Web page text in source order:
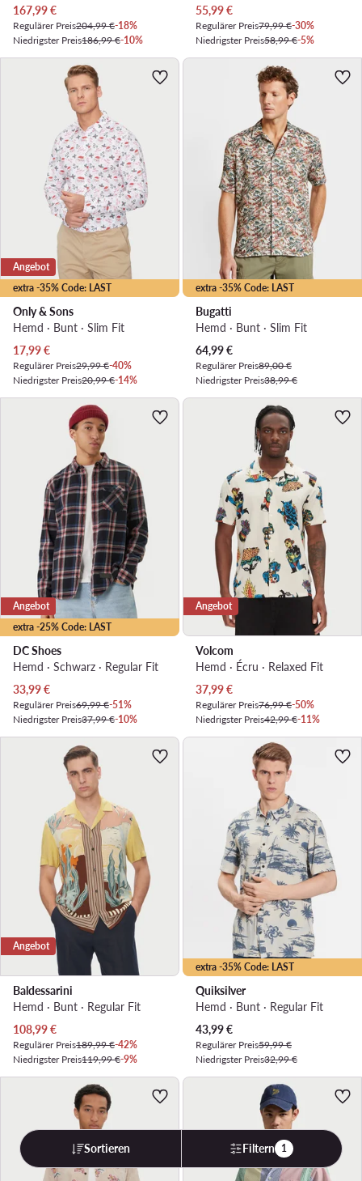
Aktueller Preis
167,99€
Regulärer Preis204,99 €-18%
Niedrigster Preis186,99 €-10%
Aktueller Preis
55,99€
Regulärer Preis79,99 €-30%
Niedrigster Preis58,99 €-5%
extra -35% Code: LAST
Angebot
Only & Sons
Hemd · Bunt · Slim Fit
Aktueller Preis
17,99€
Regulärer Preis29,99 €-40%
Niedrigster Preis20,99 €-14%
extra -35% Code: LAST
Bugatti
Hemd · Bunt · Slim Fit
Aktueller Preis
64,99€
Regulärer Preis89,00 €
Niedrigster Preis38,99 €
extra -25% Code: LAST
Angebot
DC Shoes
Hemd · Schwarz · Regular Fit
Aktueller Preis
33,99€
Regulärer Preis69,99 €-51%
Niedrigster Preis37,99 €-10%
Angebot
Volcom
Hemd · Écru · Relaxed Fit
Aktueller Preis
37,99€
Regulärer Preis76,99 €-50%
Niedrigster Preis42,99 €-11%
Angebot
Baldessarini
Hemd · Bunt · Regular Fit
Aktueller Preis
108,99€
Regulärer Preis189,99 €-42%
Niedrigster Preis119,99 €-9%
extra -35% Code: LAST
Quiksilver
Hemd · Bunt · Regular Fit
Aktueller Preis
43,99€
Regulärer Preis59,99 €
Niedrigster Preis32,99 €
Sortieren Filtern 1